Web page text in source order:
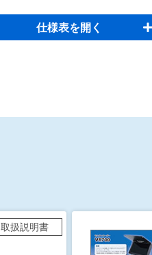
仕様表を開く
取扱説明書